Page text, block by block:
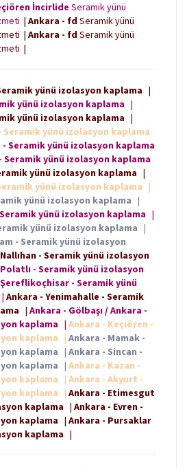
İncirlide Seramik yünü
| Ankara - fd Seramik yünü
| Ankara - fd Seramik yünü
|
yünü izolasyon kaplama |
yünü izolasyon kaplama |
yünü izolasyon kaplama |
Seramik yünü izolasyon kaplama
- Seramik yünü izolasyon kaplama
Seramik yünü izolasyon kaplama
yünü izolasyon kaplama |
yünü izolasyon kaplama |
yünü izolasyon kaplama |
yünü izolasyon kaplama |
yünü izolasyon kaplama |
- Seramik yünü izolasyon
- Seramik yünü izolasyon
- Seramik yünü izolasyon
- Seramik yünü
| Ankara - Yenimahalle - Seramik
| Ankara - Gölbaşı / Ankara -
kaplama | Ankara - Keçiören -
kaplama | Ankara - Mamak -
kaplama | Ankara - Sincan -
kaplama | Ankara - Kazan -
kaplama | Ankara - Akyurt -
kaplama | Ankara - Etimesgut
kaplama | Ankara - Evren -
kaplama | Ankara - Pursaklar
kaplama |